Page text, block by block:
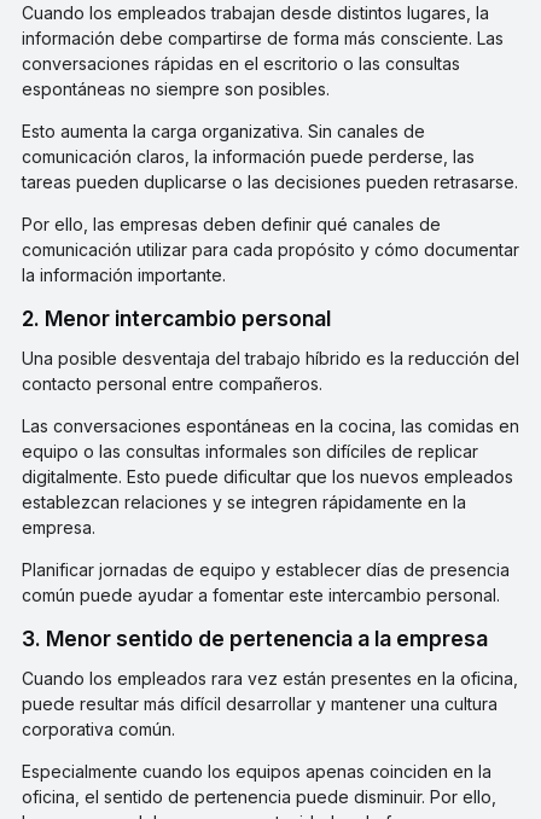
Cuando los empleados trabajan desde distintos lugares, la
información debe compartirse de forma más consciente. Las
conversaciones rápidas en el escritorio o las consultas
espontáneas no siempre son posibles.
Esto aumenta la carga organizativa. Sin canales de
comunicación claros, la información puede perderse, las
tareas pueden duplicarse o las decisiones pueden retrasarse.
Por ello, las empresas deben definir qué canales de
comunicación utilizar para cada propósito y cómo documentar
la información importante.
2. Menor intercambio personal
Una posible desventaja del trabajo híbrido es la reducción del
contacto personal entre compañeros.
Las conversaciones espontáneas en la cocina, las comidas en
equipo o las consultas informales son difíciles de replicar
digitalmente. Esto puede dificultar que los nuevos empleados
establezcan relaciones y se integren rápidamente en la
empresa.
Planificar jornadas de equipo y establecer días de presencia
común puede ayudar a fomentar este intercambio personal.
3. Menor sentido de pertenencia a la empresa
Cuando los empleados rara vez están presentes en la oficina,
puede resultar más difícil desarrollar y mantener una cultura
corporativa común.
Especialmente cuando los equipos apenas coinciden en la
oficina, el sentido de pertenencia puede disminuir. Por ello,